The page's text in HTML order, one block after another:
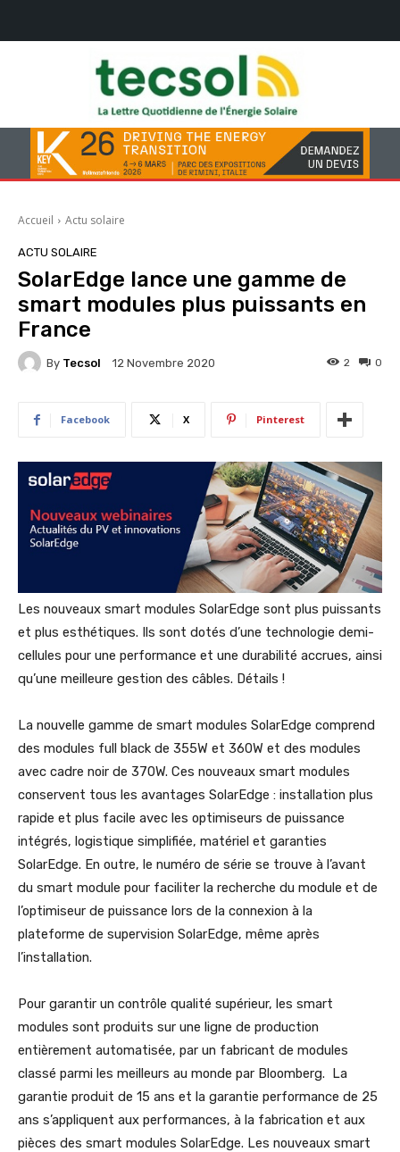
Accueil Actu solaire
ACTU SOLAIRE
SolarEdge lance une gamme de
smart modules plus puissants en
France
By Tecsol 12 Novembre 2020 0
2
Facebook X Pinterest
Les nouveaux smart modules SolarEdge sont plus puissants
et plus esthétiques. Ils sont dotés d’une technologie demi-
cellules pour une performance et une durabilité accrues, ainsi
qu’une meilleure gestion des câbles. Détails !
La nouvelle gamme de smart modules SolarEdge comprend
des modules full black de 355W et 360W et des modules
avec cadre noir de 370W. Ces nouveaux smart modules
conservent tous les avantages SolarEdge : installation plus
rapide et plus facile avec les optimiseurs de puissance
intégrés, logistique simplifiée, matériel et garanties
SolarEdge. En outre, le numéro de série se trouve à l’avant
du smart module pour faciliter la recherche du module et de
l’optimiseur de puissance lors de la connexion à la
plateforme de supervision SolarEdge, même après
l’installation.
Pour garantir un contrôle qualité supérieur, les smart
modules sont produits sur une ligne de production
entièrement automatisée, par un fabricant de modules
classé parmi les meilleurs au monde par Bloomberg. La
garantie produit de 15 ans et la garantie performance de 25
ans s’appliquent aux performances, à la fabrication et aux
pièces des smart modules SolarEdge. Les nouveaux smart